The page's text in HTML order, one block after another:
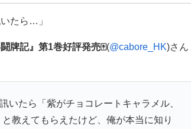
たら…」
牌記』第1巻好評発売🀄(@cabore_HK)さん
いたら「紫がチョコレートキャラメル、
教えてもらえたけど、俺が本当に知り